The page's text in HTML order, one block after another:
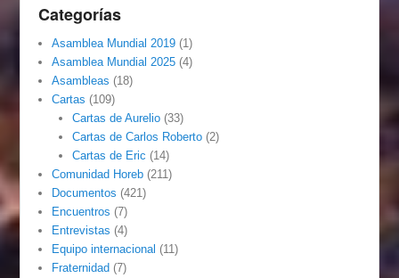
Categorías
Asamblea Mundial 2019 (1)
Asamblea Mundial 2025 (4)
Asambleas (18)
Cartas (109)
Cartas de Aurelio(33)
Cartas de Carlos Roberto(2)
Cartas de Eric (14)
Comunidad Horeb (211)
Documentos (421)
Encuentros (7)
Entrevistas (4)
Equipo internacional (11)
Fraternidad (7)